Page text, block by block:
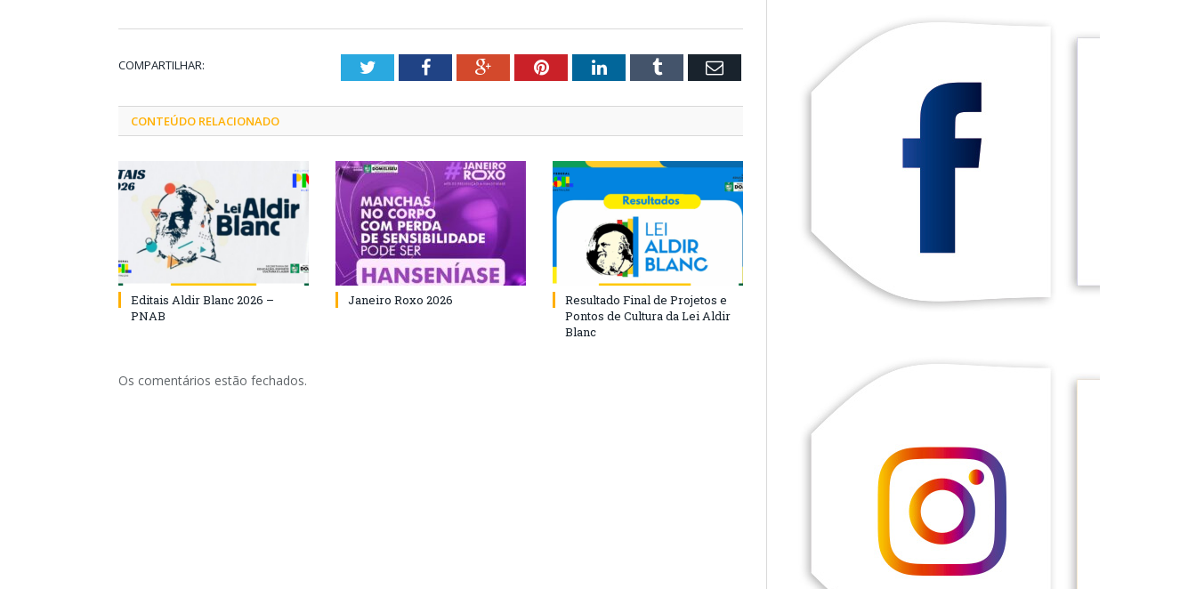
COMPARTILHAR: TwitterFacebookGoogle+PinterestLinkedInTumblr Email
CONTEÚDO RELACIONADO
Editais Aldir Blanc 2026 –
PNAB
Janeiro Roxo 2026
Resultado Final de Projetos e
Pontos de Cultura da Lei Aldir
Blanc
Os comentários estão fechados.